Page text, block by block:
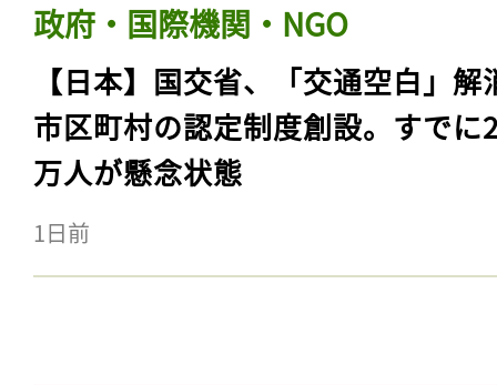
政府・国際機関・NGO
【日本】国交省、「交通空白」解
市区町村の認定制度創設。すでに
万人が懸念状態
1日前